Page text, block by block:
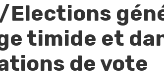
Elections
timide et
de vote